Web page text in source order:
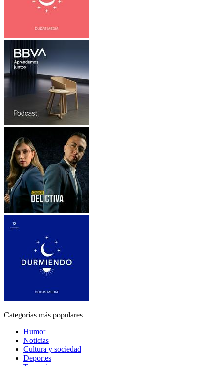
Categorías más populares
Humor
Noticias
Cultura y sociedad
Deportes